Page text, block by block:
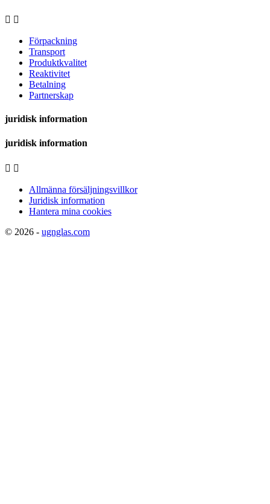
 
Förpackning
Transport
Produktkvalitet
Reaktivitet
Betalning
Partnerskap
juridisk information
juridisk information
 
Allmänna försäljningsvillkor
Juridisk information
Hantera mina cookies
© 2026 - ugnglas.com